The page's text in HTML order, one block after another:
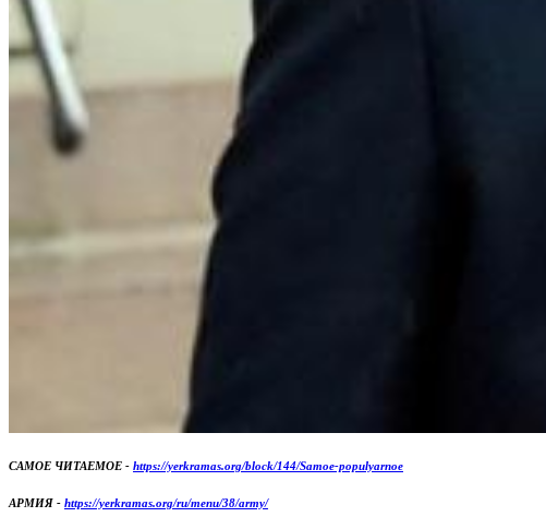
САМОЕ ЧИТАЕМОЕ - https://yerkramas.org/block/144/Samoe-populyarnoe
АРМИЯ - https://yerkramas.org/ru/menu/38/army/